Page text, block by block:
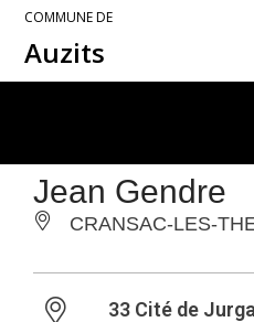
COMMUNE DE
Auzits
Jean Gendre
CRANSAC-LES-
33 Cité de